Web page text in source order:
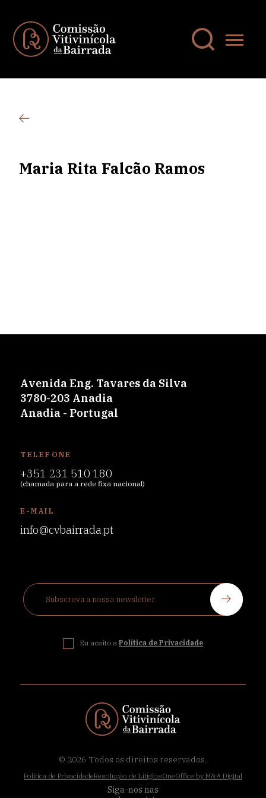
Maria Rita Falcão Ramos
Avenida Eng. Tavares da Silva
3780-203 Anadia
Anadia - Portugal
TELEFONE
+351 231 510 180
(chamada para a rede fixa nacional)
E-MAIL
info@cvbairrada.pt
Eu aceito a Política de Privacidade
© 2026 Todos os direitos reservados.
Política de PrivacidadeResolução de LitígiosOneOffice by M&A Digital
Siga-nos nas